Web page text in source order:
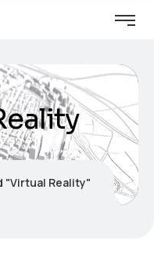
"Virtual Reality"